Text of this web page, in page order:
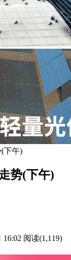
下午)
势(下午)
16:02 阅读(1,119)